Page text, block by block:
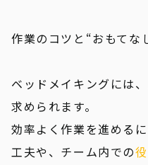
作業のコツと“おもてな
ベッドメイキングには
求められます。
効率よく作業を進める
工夫や、チーム内での